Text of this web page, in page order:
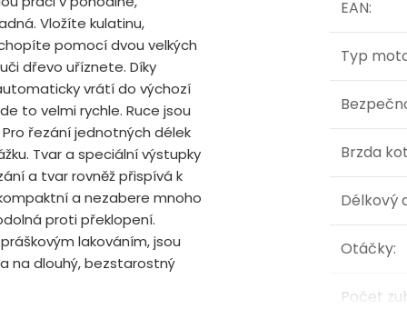
Vložíte kulatinu,
pomocí dvou velkých
dřevo uříznete. Díky
vrátí do výchozí
to velmi rychle. Ruce jsou
řezání jednotných délek
Tvar a speciální výstupky
a tvar rovněž přispívá k
a nezabere mnoho
proti překlopení.
lakováním, jsou
na dlouhý, bezstarostný
EAN:
Typ
Brzda
Délkový
Otáčky:
Počet